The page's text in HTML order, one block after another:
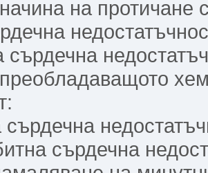
на протичане
сърдечна
сърдечна